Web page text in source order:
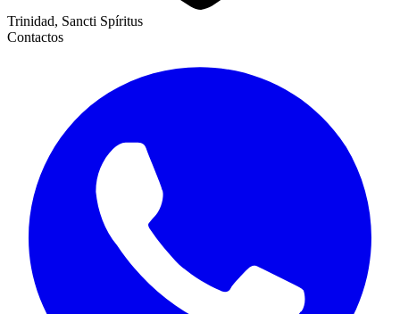
Trinidad, Sancti Spíritus
Contactos